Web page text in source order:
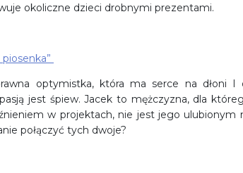
okoliczne dzieci drobnymi prezentami.
optymistka, która ma serce na dłoni
jest śpiew. Jacek to mężczyzna, dla
w projektach, nie jest jego
połączyć tych dwoje?